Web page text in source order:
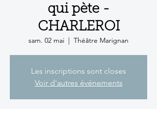
qui pète -
CHARLEROI
sam. 02 mai
  |
Théâtre Marignan
Les inscriptions sont closes
Voir d'autres événements